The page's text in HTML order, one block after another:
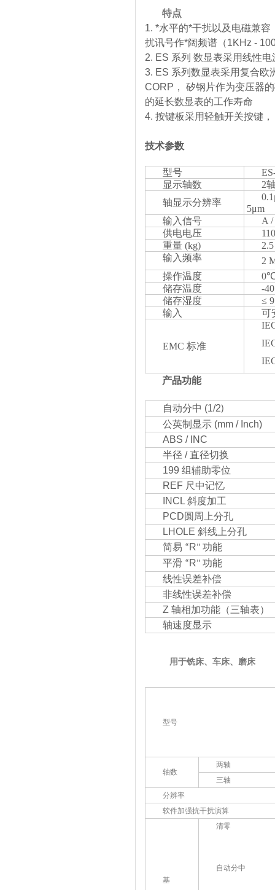
特点
1. *水平的*干扰以及电磁兼
扰讯号作*阔频谱（1KHz -
2. ES 系列 数显表采用线性电
3. ES 系列数显表采用复合欧
CORP， 矽钢片作为变压器
的延长数显表的工作寿命
4. 按键板采用轻触开关按键，
技术参数
型号
显示轴数
2
轴显示分辨率
0.1
5μm
输入信号
A
供电电压
重量 (kg)
2.5
输入频率
2
操作温度
储存温度
-
储存湿度
≤
输入
可
EMC 标准
产品功能
自动分中 (1/2)
公英制显示 (mm / Inch)
ABS / INC
半径 / 直径切换
199 组辅助零位
REF 尺中记忆
INCL 斜度加工
PCD圆周上分孔
LHOLE 斜线上分孔
简易 “R" 功能
平滑 “R" 功能
线性误差补偿
非线性误差补偿
Z 轴相加功能（三轴表）
轴速度显示
用于铣床、车床
型号
轴数
两轴
三轴
分辨率
软件加强抗干扰演算
基
清零
自动分中